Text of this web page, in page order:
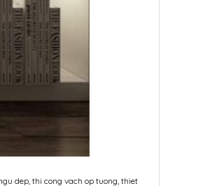
dep, thi cong vach op tuong, thiet